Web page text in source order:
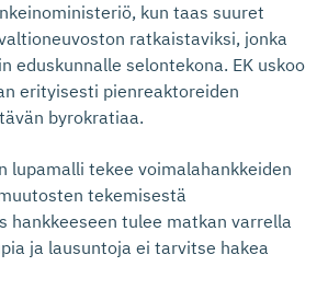
kun taas suuret
ratkaistaviksi, jonka
eduskunnalle selontekona. EK uskoo
erityisesti pienreaktoreiden
byrokratiaa.
lupamalli tekee voimalahankkeiden
tekemisestä
hankkeeseen tulee matkan varrella
ja lausuntoja ei tarvitse hakea